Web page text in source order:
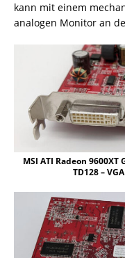
kann mit einem
analogen Monitor an
MSI ATI Radeon 9600XT
TD128 –